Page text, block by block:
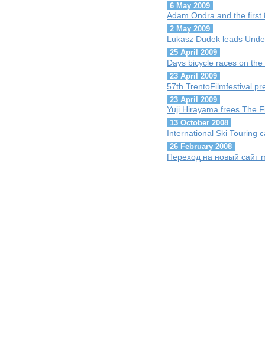
6 May 2009
Adam Ondra and the first
2 May 2009
Lukasz Dudek leads
25 April 2009
Days bicycle races on
23 April 2009
57th TrentoFilmfestival
23 April 2009
Yuji Hirayama frees The
13 October 2008
International Ski Touring
26 February 2008
Переход на новый сайт